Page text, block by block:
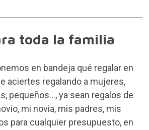
toda la familia
en bandeja qué regalar en
aciertes regalando a mujeres,
pequeños..., ya sean regalos de
mi novia, mis padres, mis
para cualquier presupuesto, en